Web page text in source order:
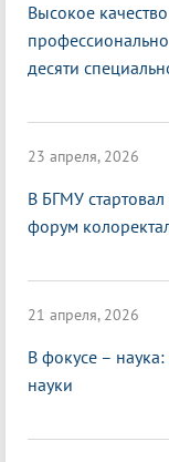
Высокое
десяти
23 апреля, 2026
В БГМУ
форум
21 апреля, 2026
В фокусе –
науки